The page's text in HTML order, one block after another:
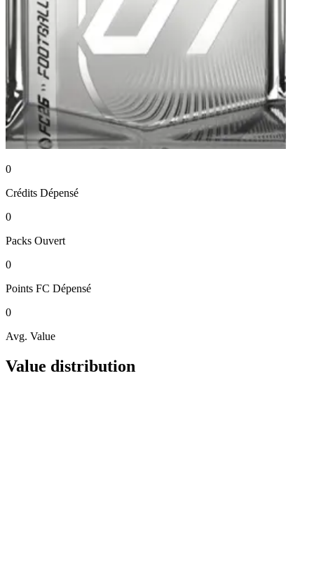
0
Crédits Dépensé
0
Packs Ouvert
0
Points FC Dépensé
0
Avg. Value
Value distribution